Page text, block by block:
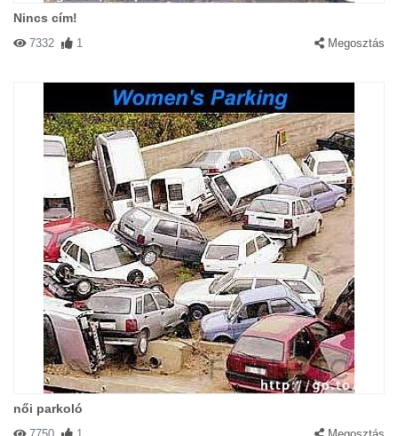
Nincs cím!
7332 1 Megosztás
női parkoló
7750 1 Megosztás